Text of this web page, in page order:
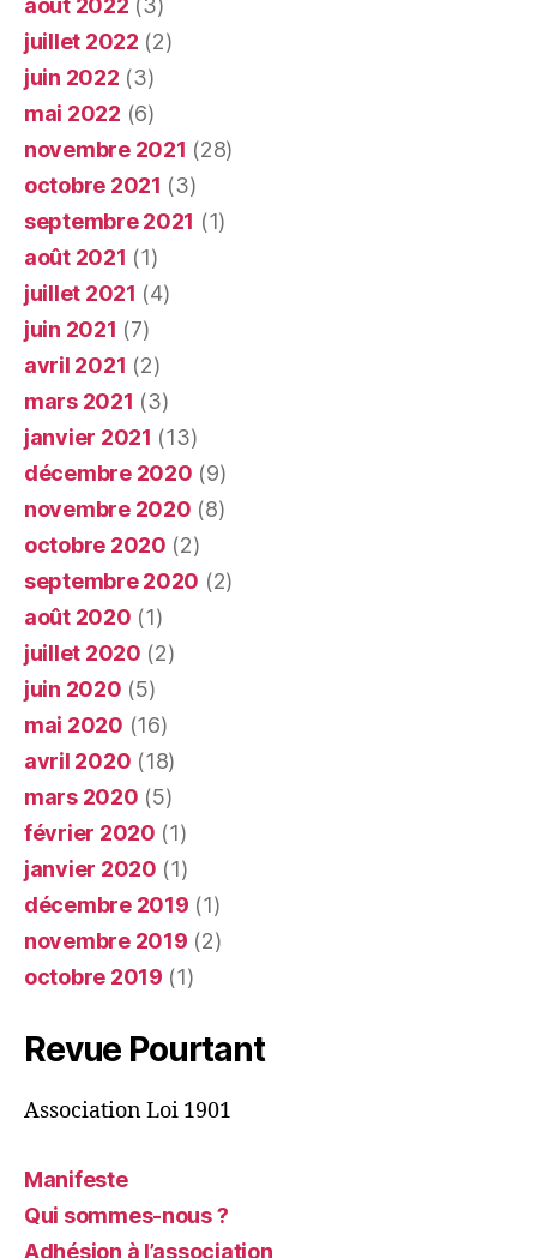
juillet 2022 (2)
juin 2022 (3)
mai 2022 (6)
novembre 2021 (28)
octobre 2021 (3)
septembre 2021 (1)
août 2021 (1)
juillet 2021 (4)
juin 2021 (7)
avril 2021 (2)
mars 2021 (3)
janvier 2021 (13)
décembre 2020 (9)
novembre 2020 (8)
octobre 2020 (2)
septembre 2020 (2)
août 2020 (1)
juillet 2020 (2)
juin 2020 (5)
mai 2020 (16)
avril 2020 (18)
mars 2020 (5)
février 2020 (1)
janvier 2020 (1)
décembre 2019 (1)
novembre 2019 (2)
octobre 2019 (1)
Revue Pourtant
Association Loi 1901
Manifeste
Qui sommes-nous ?
Adhésion à l’association